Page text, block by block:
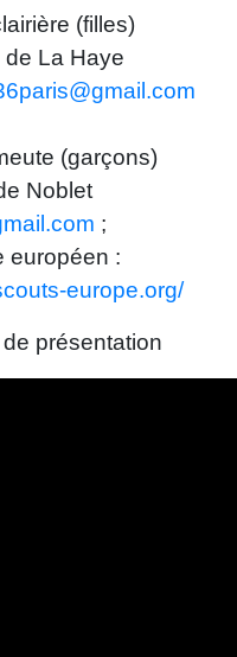
(filles)
La Haye
(garçons)
Noblet
;
européen :
europe.org/
présentation